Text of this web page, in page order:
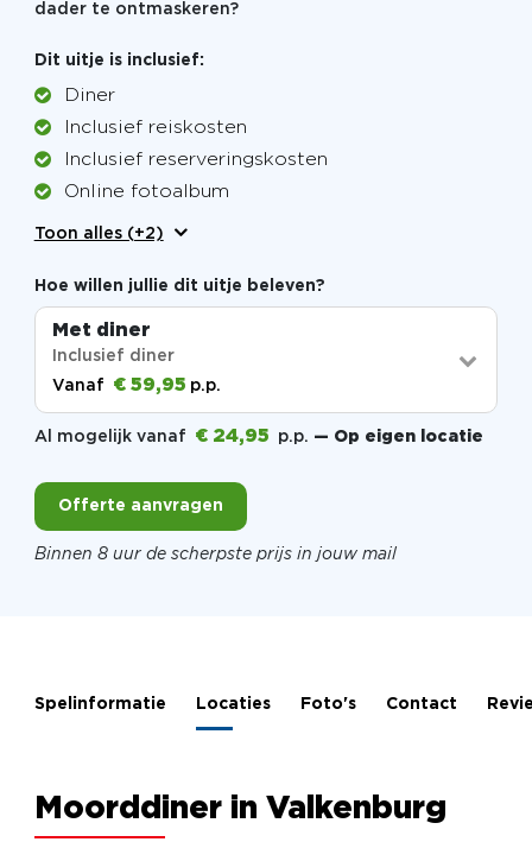
dader te ontmaskeren?
Dit uitje is inclusief:
Diner
Inclusief reiskosten
Inclusief reserveringskosten
Online fotoalbum
Toon alles (+2)
Hoe willen jullie dit uitje beleven?
Met diner
Inclusief diner
Vanaf € 59,95 p.p.
Al mogelijk vanaf € 24,95 p.p. — Op eigen locatie
Offerte aanvragen
Binnen 8 uur de scherpste prijs in jouw mail
Spelinformatie Locaties Foto's Contact
Moorddiner in Valkenburg